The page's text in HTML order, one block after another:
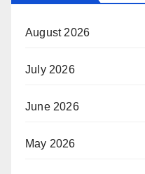
August 2026
July 2026
June 2026
May 2026